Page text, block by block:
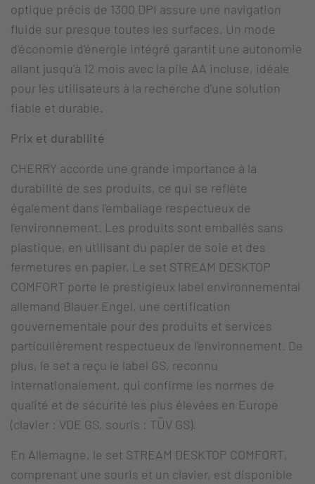
optique précis de 1300 DPI assure une navigation
fluide sur presque toutes les surfaces. Un mode
d'économie d'énergie intégré garantit une autonomie
allant jusqu'à 12 mois avec la pile AA incluse, idéale
pour les utilisateurs à la recherche d'une solution
fiable et durable.
Prix et durabilité
CHERRY accorde une grande importance à la
durabilité de ses produits, ce qui se reflète
également dans l'emballage respectueux de
l'environnement. Les produits sont emballés sans
plastique, en utilisant du papier de soie et des
fermetures en papier. Le set STREAM DESKTOP
COMFORT porte le prestigieux label environnemental
allemand Blauer Engel, une certification
gouvernementale pour des produits et services
particulièrement respectueux de l'environnement. De
plus, le set a reçu le label GS, reconnu
internationalement, qui confirme les normes de
qualité et de sécurité les plus élevées en Europe
(clavier : VDE GS, souris : TÜV GS).
En Allemagne, le set STREAM DESKTOP COMFORT,
comprenant une souris et un clavier, est disponible